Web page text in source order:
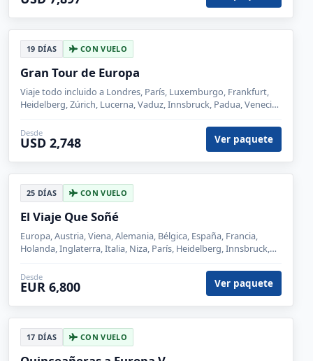
19 DÍAS CON VUELO
Sueños de Europa desde México
México. Viaje muy económico para conocer lo mejor de
europa.
Desde
USD 2,599
- Quinceañeras a Europa I
Espectacular viaje de quinceañeras incluyendo Warner Bross
Desde
USD 7,897